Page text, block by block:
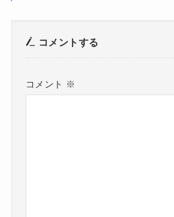
コメントする
コメント ※